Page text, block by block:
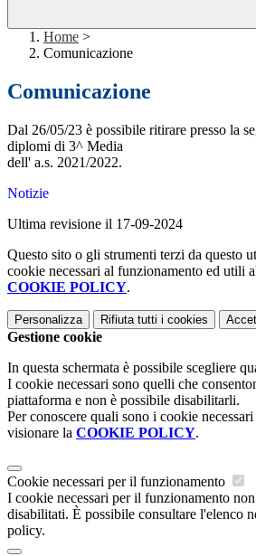
Home >
Comunicazione
Comunicazione
Dal 26/05/23 è possibile ritirare presso la
diplomi di 3^ Media
dell' a.s. 2021/2022.
Notizie
Ultima revisione il 17-09-2024
Questo sito o gli strumenti terzi da questo
cookie necessari al funzionamento ed utili
COOKIE POLICY.
Personalizza Rifiuta tutti i cookies
Gestione cookie
In questa schermata è possibile scegliere
I cookie necessari sono quelli che
piattaforma e non è possibile disabilitarli.
Per conoscere quali sono i cookie
visionare la COOKIE POLICY.
Cookie necessari per il funzionamento
I cookie necessari per il funzionamento non
disabilitati. È possibile consultare l'elenco
policy.